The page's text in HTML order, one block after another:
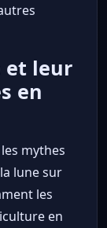
et leur
en
mythes
lune sur
les
en